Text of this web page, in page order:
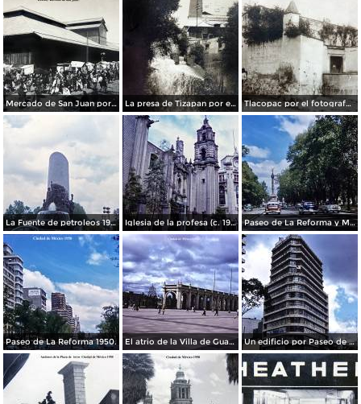
Mercado de San Juan por el fotografo Felix Miret La presa de Tizapan por el fotografo Fernando Kososky. ( Circulada el 22 de Diembre de 1910 ). Tlacopac por el fotografo Hugo Brehme.
La Fuente de petroleos 1950. Iglesia de la profesa (c. 1950) Paseo de La Reforma y Mto a La Independencia 1950
Paseo de La Reforma 1950. El atrio de la Villa de Guadalupe 1950. Un edificio por Paseo de La Reforma 1950